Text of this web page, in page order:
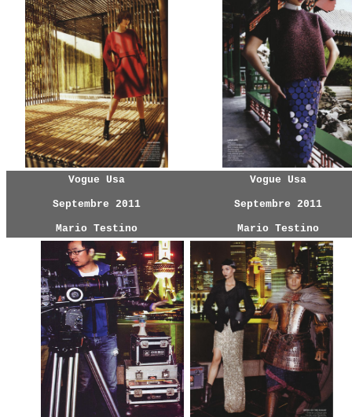
Vogue Usa
Septembre 2011
Mario Testino
Vogue Usa
Septembre 2011
Mario Testino